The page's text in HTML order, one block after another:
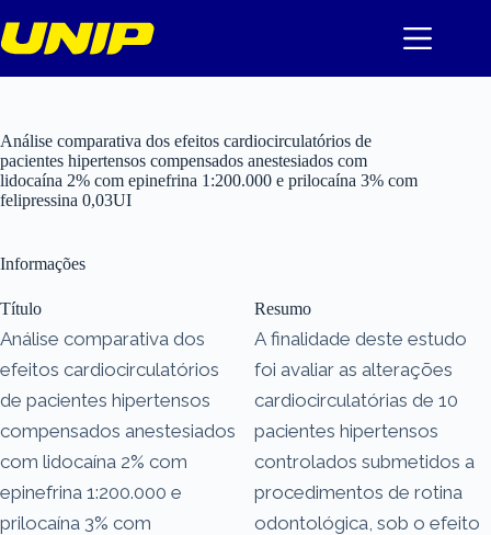
para
o
Análise comparativa dos efeitos cardiocirculatórios de
pacientes hipertensos compensados anestesiados com
lidocaína 2% com epinefrina 1:200.000 e prilocaína 3% com
felipressina 0,03UI
Informações
Título
Análise comparativa dos
efeitos cardiocirculatórios
de pacientes hipertensos
compensados anestesiados
com lidocaína 2% com
epinefrina 1:200.000 e
prilocaína 3% com
Resumo
A finalidade deste estudo
foi avaliar as alterações
cardiocirculatórias de 10
pacientes hipertensos
controlados submetidos a
procedimentos de rotina
odontológica, sob o efeito